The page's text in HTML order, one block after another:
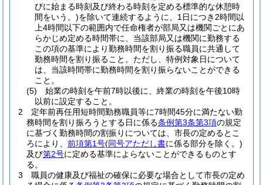
びに始まる時刻及び終わる時刻を定める標準的な休憩時
間をいう。)を除いて連続するように、1日につき2時間以
上4時間以下の範囲内で任命権者が部局又は機関ごとにあ
らかじめ定める時間帯に、当該部局又は機関に勤務する
この項の基準により勤務時間を割り振る職員に共通して
勤務時間を割り振ること。 ただし、特例対象日について
は、当該時間帯に勤務時間を割り振らないことができる
こと。
(5)
始業の時刻を午前7時以後に、終業の時刻を午後10時
以前に設定すること。
2
定年前再任用短時間勤務職員等に7時間45分に満たない勤
務時間を割り振ろうとする日に係る条例第3条第3項の規定
に基づく勤務時間の割振りについては、市長の定めるとこ
ろにより、 前項第1号(同号アただし書に係る部分を除く。)
及び第2号に定める基準によらないことができるものとす
る。
3
職員の健康及び福祉の確保に必要な場合として市長の定め